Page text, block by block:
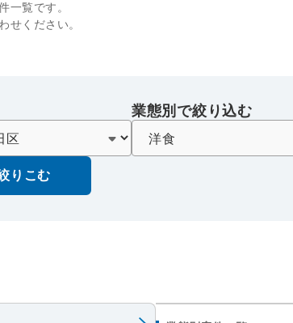
一覧です。
せください。
業態別で絞り込む
りこむ